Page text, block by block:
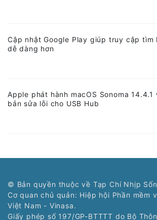
Cập nhật Google Play giúp truy cập tìm
dễ dàng hơn
Apple phát hành macOS Sonoma 14.4.1
bản sửa lỗi cho USB Hub
© Bản quyền thuộc về Tạp Chí Nhịp
Cơ quan chủ quản: Hiệp hội Phần mềm
Việt Nam - Vinasa.
Giấy phép số 197/GP-BTTTT do Bộ